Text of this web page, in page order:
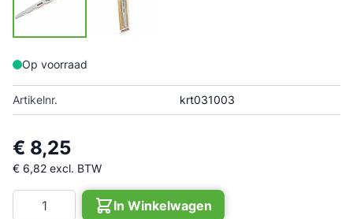
Op voorraad
Artikelnr. krt031003
€ 8,25
€ 6,82 excl. BTW
Aantal
In Winkelwagen